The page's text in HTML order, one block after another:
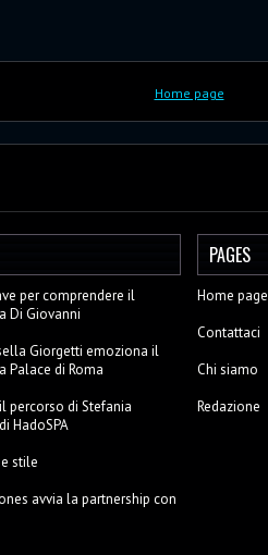
Home page
per comprendere il
Di Giovanni
Giorgetti emoziona il
Palace di Roma
percorso di Stefania
HadoSPA
stile
avvia la partnership con
PAGES
Home page
Contattaci
Chi siamo
Redazione